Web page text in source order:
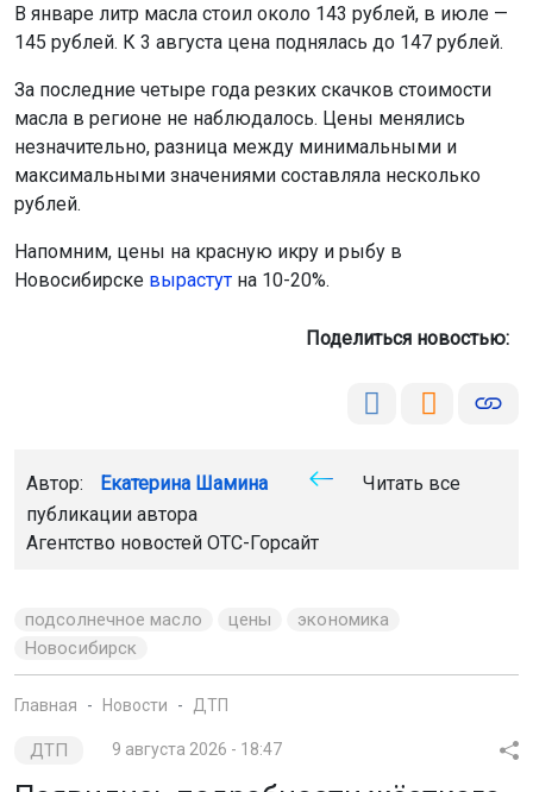
В январе литр масла стоил около 143 рублей, в июле —
145 рублей. К 3 августа цена поднялась до 147 рублей.
За последние четыре года резких скачков стоимости
масла в регионе не наблюдалось. Цены менялись
незначительно, разница между минимальными и
максимальными значениями составляла несколько
рублей.
Напомним, цены на красную икру и рыбу в
Новосибирске вырастут на 10-20%.
Поделиться новостью:
Автор: Екатерина Шамина
Читать все
публикации автора
Агентство новостей ОТС-Горсайт
подсолнечное масло цены
экономика
Новосибирск
Главная Новости ДТП
ДТП 9 августа 2026 - 18:47